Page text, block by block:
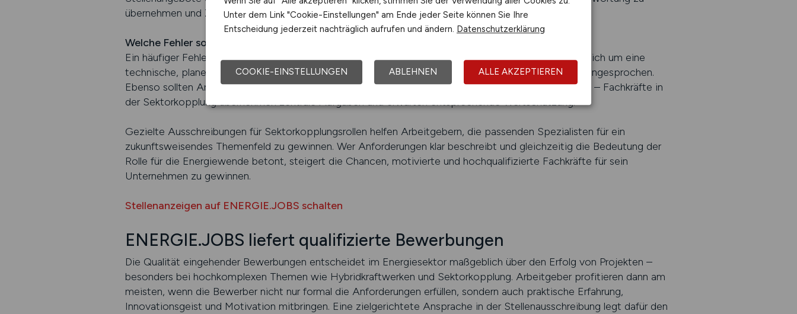
übernehmen und Zugang zu modernsten Technologien zu erhalten, steigert das Interesse.
Welche Fehler sollten vermieden werden?
Ein häufiger Fehler liegt darin, Stellenanzeigen zu allgemein zu formulieren. Wenn unklar bleibt, ob es sich um eine
technische, planerische oder strategische Rolle handelt, fühlen sich Bewerber oft nicht ausreichend angesprochen.
Ebenso sollten Arbeitgeber vermeiden, die Position auf eine reine Projektassistenzrolle zu reduzieren – Fachkräfte in
der Sektorkopplung übernehmen zentrale Aufgaben und erwarten entsprechende Wertschätzung.
Gezielte Ausschreibungen für Sektorkopplungsrollen helfen Arbeitgebern, die passenden Spezialisten für ein
zukunftsweisendes Themenfeld zu gewinnen. Wer Anforderungen klar beschreibt und gleichzeitig die Bedeutung der
Rolle für die Energiewende betont, steigert die Chancen, motivierte und hochqualifizierte Fachkräfte für sein
Unternehmen zu gewinnen.
Stellenanzeigen auf ENERGIE.JOBS schalten
ENERGIE.JOBS liefert qualifizierte Bewerbungen
Die Qualität eingehender Bewerbungen entscheidet im Energiesektor maßgeblich über den Erfolg von Projekten –
besonders bei hochkomplexen Themen wie Hybridkraftwerken und Sektorkopplung. Arbeitgeber profitieren dann am
meisten, wenn die Bewerber nicht nur formal die Anforderungen erfüllen, sondern auch praktische Erfahrung,
Innovationsgeist und Motivation mitbringen. Eine zielgerichtete Ansprache in der Stellenausschreibung legt dafür den
Unter dem Link "Cookie-Einstellungen" am Ende jeder Seite können Sie Ihre
Entscheidung jederzeit nachträglich aufrufen und ändern. Datenschutzerklärung
COOKIE-EINSTELLUNGEN ABLEHNEN ALLE AKZEPTIEREN